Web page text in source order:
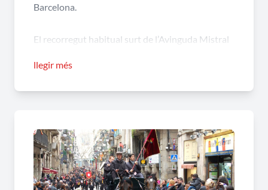
Barcelona.
El recorregut habitual surt de l’Avinguda Mistral
Sant Antoni, a la Ronda de Sant Pau, on es
Universitat, Pelai, Rambla fins Colom, Rambla
amunt fins Jaume I i arriba a la Plaça de Sant
Jaume on cavalls, carros i carruatges són rebuts a
l’Ajuntament de la ciutat.
llegir més